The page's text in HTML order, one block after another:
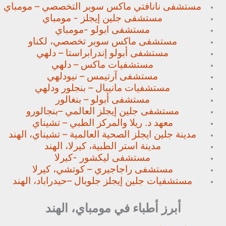
مستشفى نانافتي ماكس سوبر التخصصي – مومباي
مستشفى جلين إيجلز - مومباي
مستشفى ابولو -مومباي
مستشفى ماكس سوبر تخصصي، لكناو
مستشفى أبولو إندرابراستا – دلهي
مستشفيات ماكس – دلهي
مستشفى آرتيمس – نيودلهي
مستشفيات مانيبال – بنجلور ودلهي
مستشفى أبولو – بنغالور
مستشفى جلين إيجلز العالمي –بنجالورو
معهد د. ريلا والمركز الطبي – تشيناي
مدينة جلين ايجلز الصحية العالمية – تشيناي، الهند
مدينة استر الطبية، كيرلا، الهند
مستشفى ليكشور -كيرلا
مستشفى راجاجيري – كوتشي، كيرلا
مستشفيات جلين إيجلز جلوبال –حيدراباد، الهند
أبرز أطباء في مومباي، الهند